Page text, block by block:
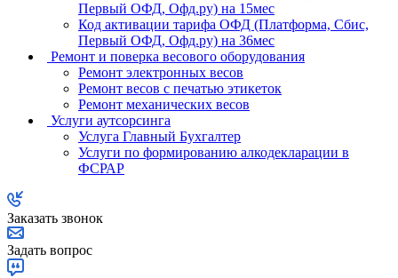
Первый ОФД, Офд.ру) на 15мес
Код активации тарифа ОФД (Платформа, Сбис,
Первый ОФД, Офд.ру) на 36мес
Ремонт и поверка весового оборудования
Ремонт электронных весов
Ремонт весов с печатью этикеток
Ремонт механических весов
Услуги аутсорсинга
Услуга Главный Бухгалтер
Услуги по формированию алкодекларации в
ФСРАР
Заказать звонок
Задать вопрос